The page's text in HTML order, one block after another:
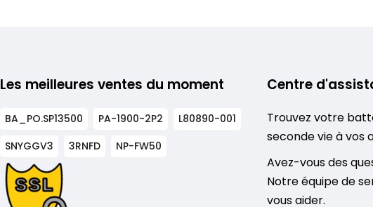
Les meilleures ventes du moment
BA_PO.SP13500 PA-1900-2P2
L80890-001
SNYGGV3
3RNFD NP-FW50
Centre
Trouvez votre
seconde vie à vos
Avez-vous des
Notre équipe de
vous aider.